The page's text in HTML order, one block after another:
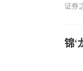
证券
锦‘